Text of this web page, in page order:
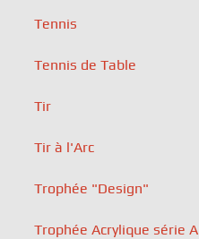
Tennis
Tennis de Table
Tir
Tir à l'Arc
Trophée "Design"
Trophée Acrylique série A